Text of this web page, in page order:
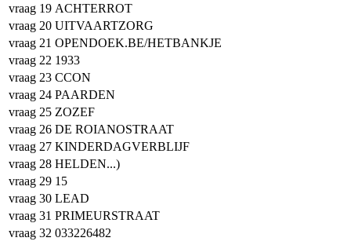
vraag 19 ACHTERROT
vraag 20 UITVAARTZORG
vraag 21 OPENDOEK.BE/HETBANKJE
vraag 22 1933
vraag 23 CCON
vraag 24 PAARDEN
vraag 25 ZOZEF
vraag 26 DE ROIANOSTRAAT
vraag 27 KINDERDAGVERBLIJF
vraag 28 HELDEN...)
vraag 29 15
vraag 30 LEAD
vraag 31 PRIMEURSTRAAT
vraag 32 033226482